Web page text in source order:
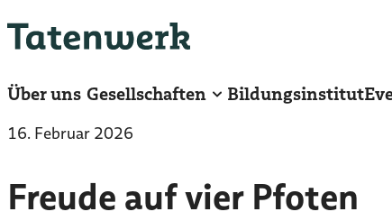
Hauptinhalt
Über uns Gesellschaften Bildungsinstitut
16. Februar 2026
Freude auf vier Pfoten